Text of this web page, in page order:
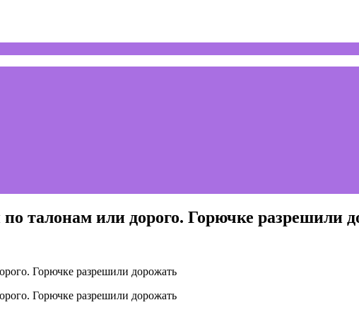
талонам или дорого. Горючке разрешили